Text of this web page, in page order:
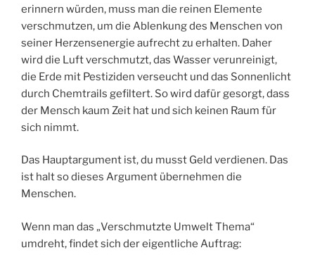
erinnern würden, muss man die reinen Elemente
verschmutzen, um die Ablenkung des Menschen von
seiner Herzensenergie aufrecht zu erhalten. Daher
wird die Luft verschmutzt, das Wasser verunreinigt,
die Erde mit Pestiziden verseucht und das Sonnenlicht
durch Chemtrails gefiltert. So wird dafür gesorgt, dass
der Mensch kaum Zeit hat und sich keinen Raum für
sich nimmt.
Das Hauptargument ist, du musst Geld verdienen. Das
ist halt so dieses Argument übernehmen die
Menschen.
Wenn man das „Verschmutzte Umwelt Thema“
umdreht, findet sich der eigentliche Auftrag: